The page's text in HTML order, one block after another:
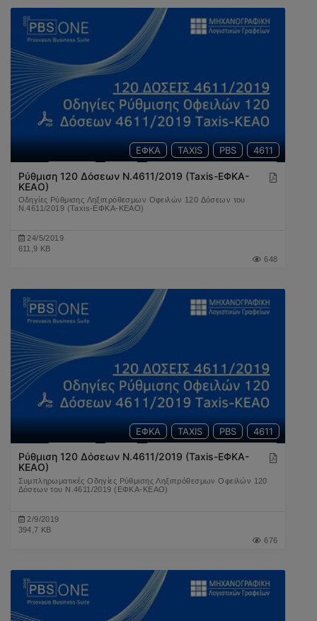
4611
PBS
TAXIS
ΕΦΚΑ
ΗΛΕΚΤΡΟΝΙΚΕΣ ΥΠΗΡΕΣΙΕΣ
Ρύθμιση 120 Δόσεων Ν.4611/2019 (Taxis-ΕΦΚΑ-
ΚΕΑΟ)
Οδηγίες Ρύθμισης Ληξιπρόθεσμων Οφειλών 120 Δόσεων του
Ν.4611/2019 (Taxis-ΕΦΚΑ-ΚΕΑΟ)
24/5/2019
611,9 KB
648
4611
PBS
TAXIS
ΕΦΚΑ
ΗΛΕΚΤΡΟΝΙΚΕΣ ΥΠΗΡΕΣΙΕΣ
ΟΦΕΙΛΕΣ
Ρύθμιση 120 Δόσεων Ν.4611/2019 (Taxis-ΕΦΚΑ-
ΚΕΑΟ)
Συμπληρωματικές Οδηγίες Ρύθμισης Ληξιπρόθεσμων Οφειλών 120
Δόσεων του Ν.4611/2019 (ΕΦΚΑ-ΚΕΑΟ)
2/9/2019
394,7 KB
676